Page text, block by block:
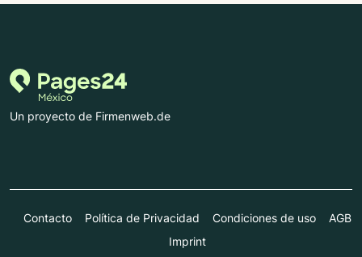
Un proyecto de Firmenweb.de
Contacto Política de Privacidad Condiciones de uso
AGB
Imprint